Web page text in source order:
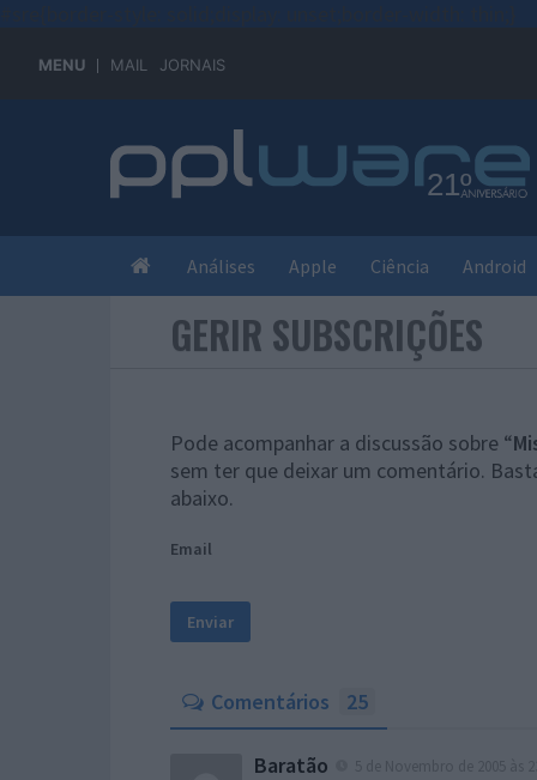
MENU MAIL JORNAIS
Análises Apple Ciência Android
GERIR SUBSCRIÇÕES
Pode acompanhar a discussão sobre “
sem ter que deixar um comentário.
abaixo.
Email
Comentários 25
Baratão